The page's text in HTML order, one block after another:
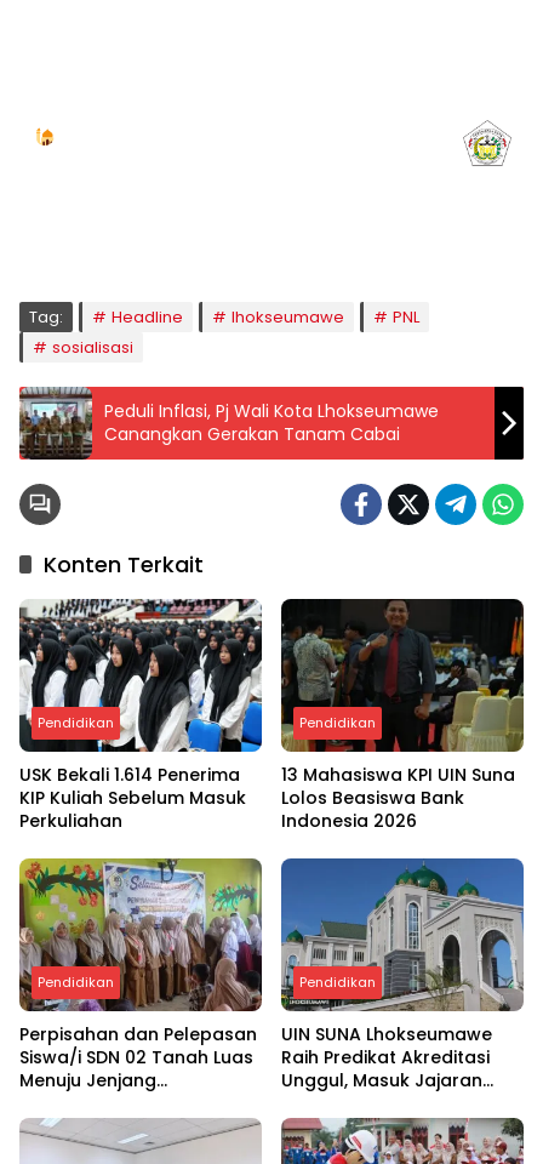
Tag: Headline lhokseumawe
PNL
sosialisasi
Peduli Inflasi, Pj Wali Kota Lhokseumawe
Canangkan Gerakan Tanam Cabai
Konten Terkait
Pendidikan
USK Bekali 1.614 Penerima
KIP Kuliah Sebelum Masuk
Perkuliahan
Pendidikan
13 Mahasiswa KPI UIN Suna
Lolos Beasiswa Bank
Indonesia 2026
Pendidikan
Perpisahan dan Pelepasan
Siswa/i SDN 02 Tanah Luas
Menuju Jenjang
Pendidikan
UIN SUNA Lhokseumawe
Raih Predikat Akreditasi
Unggul, Masuk Jajaran
Nasional